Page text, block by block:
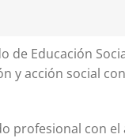
de Educación
y acción social
profesional con